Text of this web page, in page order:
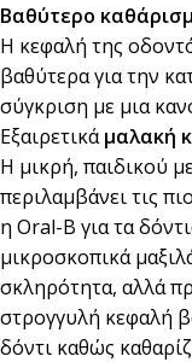
Βαθύτερο
Η κεφαλή της
βαθύτερα για την
σύγκριση με μια
Εξαιρετικάμαλακή
Η μικρή, παιδικού
περιλαμβάνει τις
η Oral-B για τα
μικροσκοπικά
σκληρότητα, αλλά
στρογγυλή κεφαλή
δόντι καθώς